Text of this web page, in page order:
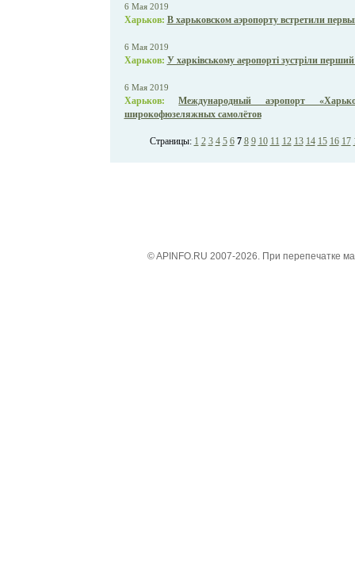
6 Мая 2019
Харьков: В харьковском аэропорту встретили
6 Мая 2019
Харьков: У харківському аеропорті зустріли
6 Мая 2019
Харьков:
Международный аэропорт
широкофюзеляжных самолётов
Страницы: 1 2 3 4 5 6 7 8 9 10 11 12 13 14 15 16 17
© APINFO.RU 2007-2026. При перепечатке